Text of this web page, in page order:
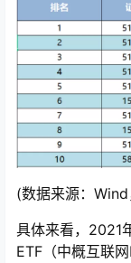
(数据来源：
具体来看，2021
ETF（中概互联